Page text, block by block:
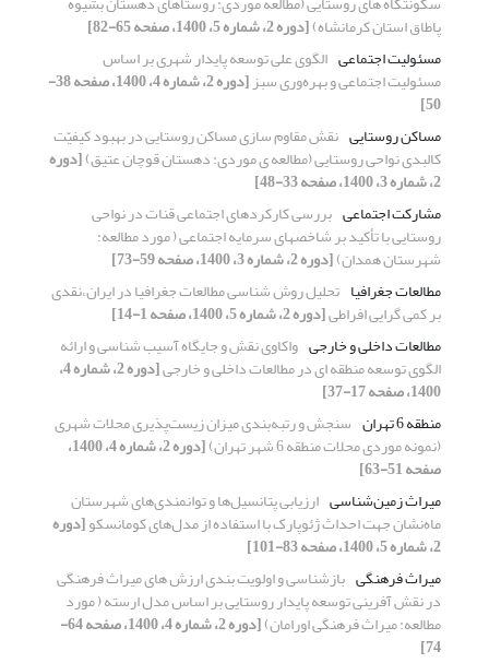
پاطاق استان کرمانشاه)[دوره 2، شماره 5، 1400، صفحه 65-82]
مسئولیت اجتماعی الگوی علی توسعه پایدار شهری بر اساس
مسئولیت اجتماعی و بهره‌وری سبز [دوره 2، شماره 4، 1400، صفحه 38-
50]
مساکن روستایی نقش مقاوم سازی مساکن روستایی در بهبود کیفیّت
کالبدی نواحی روستایی (مطالعه ‏ی موردی: دهستان قوچان عتیق)[دوره
2، شماره 3، 1400، صفحه 33-48]
مشارکت اجتماعی بررسی کارکردهای اجتماعی قنات در نواحی
روستایی با تأکید بر شاخصهای سرمایه اجتماعی ( مورد مطالعه:
شهرستان همدان)[دوره 2، شماره 3، 1400، صفحه 59-73]
مطالعات جغرافیا تحلیل روش شناسی مطالعات جغرافیا در ایران،نقدی
بر کمی گرایی افراطی[دوره 2، شماره 5، 1400، صفحه 1-14]
مطالعات داخلی و خارجی واکاوی نقش و جایگاه آسیب شناسی و ارائه
الگوی توسعه منطقه ای در مطالعات داخلی و خارجی [دوره 2، شماره 4،
1400، صفحه 17-37]
منطقه 6 تهران
سنجش و رتبه‌بندی میزان زیست‌پذیری محلات شهری
(نمونه موردی محلات منطقه 6 شهر تهران) [دوره 2، شماره 4، 1400،
صفحه 51-63]
میراث زمین‌شناسی ارزیابی پتانسیل‌ها و توانمندی‌های شهرستان
ماه‌نشان جهت احداث ژئوپارک با استفاده از مدل‌های کومانسکو‌‌‌‌‌‌‌‌[دوره
2، شماره 5، 1400، صفحه 83-101]
میراث فرهنگی بازشناسی و اولویت بندی ارزش های میراث فرهنگی
در نقش آفرینی توسعه پایدار روستایی بر اساس مدل ارسته ( مورد
مطالعه: میراث فرهنگی اورامان) [دوره 2، شماره 4، 1400، صفحه 64-
74]